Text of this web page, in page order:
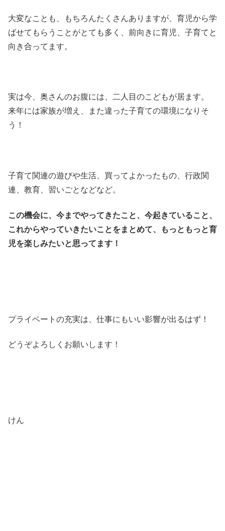
大変なことも、もちろんたくさんありますが、育児から学
ばせてもらうことがとても多く、前向きに育児、子育てと
向き合ってます。
実は今、奥さんのお腹には、二人目のこどもが居ます。
来年には家族が増え、また違った子育ての環境になりそ
う！
子育て関連の遊びや生活、買ってよかったもの、行政関
連、教育、習いごとなどなど。
この機会に、今までやってきたこと、今起きていること、
これからやっていきたいことをまとめて、もっともっと育
児を楽しみたいと思ってます！
プライベートの充実は、仕事にもいい影響が出るはず！
どうぞよろしくお願いします！
けん